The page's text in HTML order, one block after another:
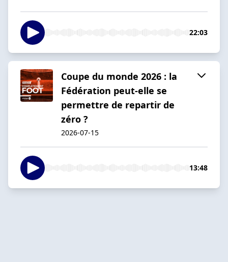
22:03
Coupe du monde 2026 : la
Fédération peut-elle se
permettre de repartir de
zéro ?
2026-07-15
13:48